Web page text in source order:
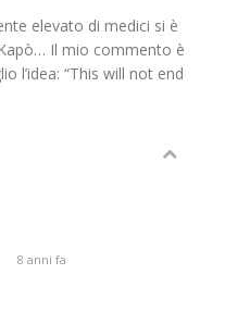
elevato di medici si è
Il mio commento è
l’idea: “This will not end
8 anni fa